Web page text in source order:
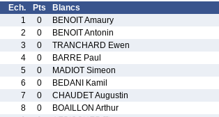
Ech. Pts
Blancs
1
0
BENOIT Amaury
2
0
BENOIT Antonin
3
0
TRANCHARD Ewen
4
0
BARRE Paul
5
0
MADIOT Simeon
6
0
BEDANI Kamil
7
0
CHAUDET Augustin
8
0
BOAILLON Arthur